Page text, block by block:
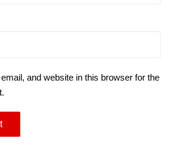
and website in this browser for the